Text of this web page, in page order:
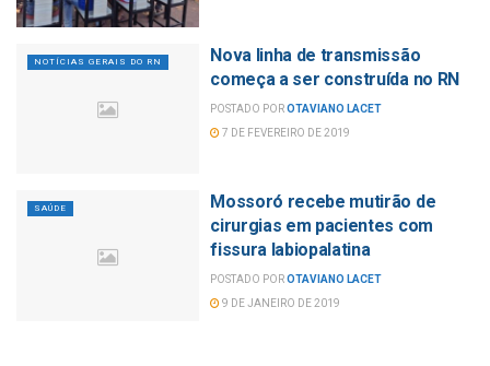
NOTÍCIAS GERAIS DO RN
Nova linha de transmissão
começa a ser construída no RN
POSTADO POROTAVIANO LACET
7 DE FEVEREIRO DE 2019
SAÚDE
Mossoró recebe mutirão de
cirurgias em pacientes com
fissura labiopalatina
POSTADO POROTAVIANO LACET
9 DE JANEIRO DE 2019